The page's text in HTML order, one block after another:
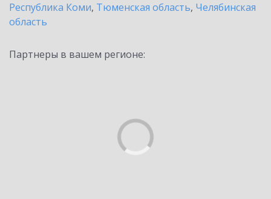
Республика Коми, Тюменская область, Челябинская
область
Партнеры в вашем регионе: